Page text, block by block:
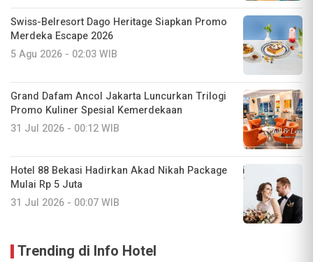
Swiss-Belresort Dago Heritage Siapkan Promo
Merdeka Escape 2026
5 Agu 2026 - 02:03 WIB
Grand Dafam Ancol Jakarta Luncurkan Trilogi
Promo Kuliner Spesial Kemerdekaan
31 Jul 2026 - 00:12 WIB
Hotel 88 Bekasi Hadirkan Akad Nikah Package
Mulai Rp 5 Juta
31 Jul 2026 - 00:07 WIB
Trending di Info Hotel